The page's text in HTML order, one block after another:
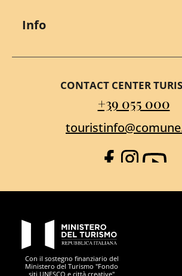
Info
CONTACT CENTER
+39 055 000
Facebook
Instagram
Con il sostegno finanziario del
Ministero del Turismo "Fondo
siti UNESCO e città creative"